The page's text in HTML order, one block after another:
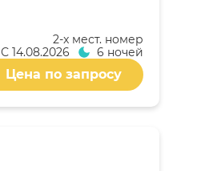
2-x мест. номер
С 14.08.2026 6 ночей
Цена по запросу